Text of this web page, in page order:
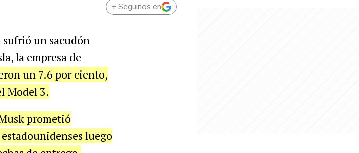
+ Seguinos en
un sacudón
la empresa de
un 7.6 por ciento,
Model 3.
prometió
luego